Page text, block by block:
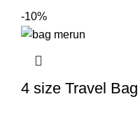
-10%
4 size Travel